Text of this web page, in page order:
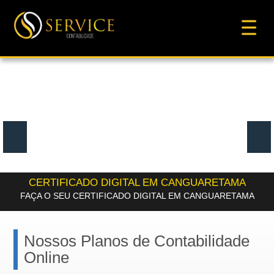
CERTIFICADO DIGITAL EM CANGUARETAMA
FAÇA O SEU CERTIFICADO DIGITAL EM CANGUARETAMA
Nossos Planos de Contabilidade
Online